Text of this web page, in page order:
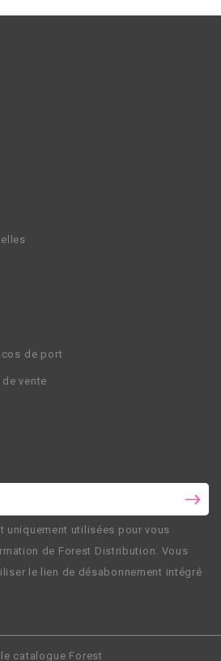
de port
vente
uniquement utilisées pour vous
de Forest Distribution. Vous
le lien de désabonnement intégré
catalogue Forest